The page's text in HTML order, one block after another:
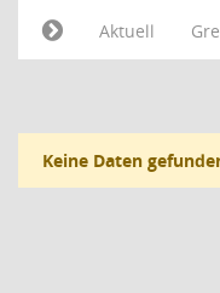
Aktuell
Keine Daten